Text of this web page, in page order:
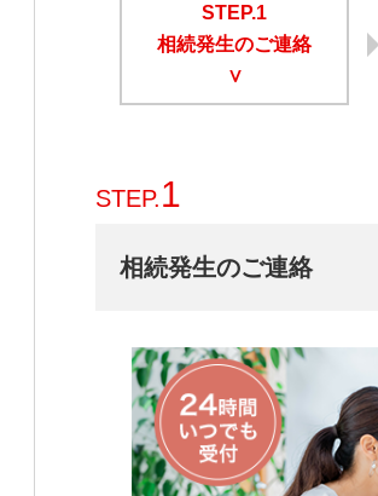
STEP.1
相続発生のご連絡
∨
STEP.1
相続発生のご連絡